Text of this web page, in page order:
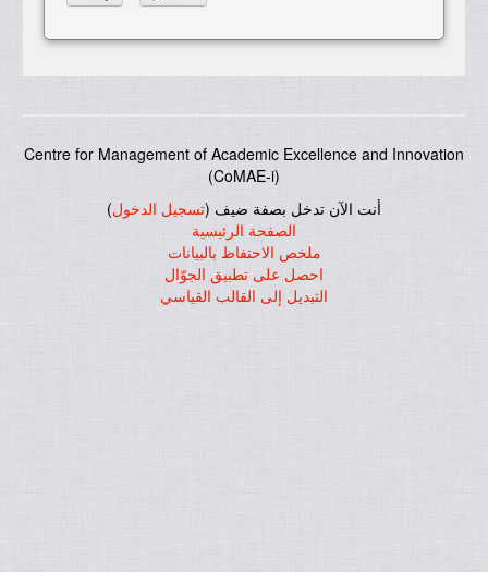
Centre for Management of Academic Excellence and Innovation
(CoMAE-i)
أنت الآن تدخل بصفة ضيف (تسجيل الدخول)
الصفحة الرئيسية
ملخص الاحتفاظ بالبيانات
احصل على تطبيق الجوّال
التبديل إلى القالب القياسي